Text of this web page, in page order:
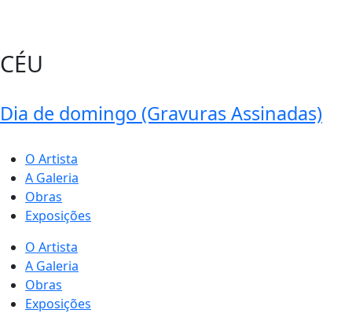
CÉU
Dia de domingo (Gravuras Assinadas)
O Artista
A Galeria
Obras
Exposições
O Artista
A Galeria
Obras
Exposições